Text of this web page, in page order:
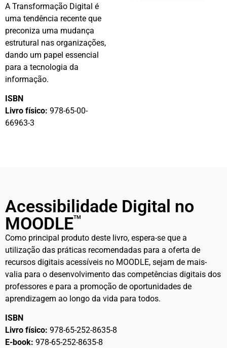
A Transformação Digital é
uma tendência recente que
preconiza uma mudança
estrutural nas organizações,
dando um papel essencial
para a tecnologia da
informação.
ISBN
Livro físico: 978-65-00-
66963-3
Acessibilidade Digital no
MOODLETM
Como principal produto deste livro, espera-se que a
utilização das práticas recomendadas para a oferta de
recursos digitais acessíveis no MOODLE, sejam de mais-
valia para o desenvolvimento das competências digitais dos
professores e para a promoção de oportunidades de
aprendizagem ao longo da vida para todos.
ISBN
Livro físico: 978-65-252-8635-8
E-book: 978-65-252-8635-8